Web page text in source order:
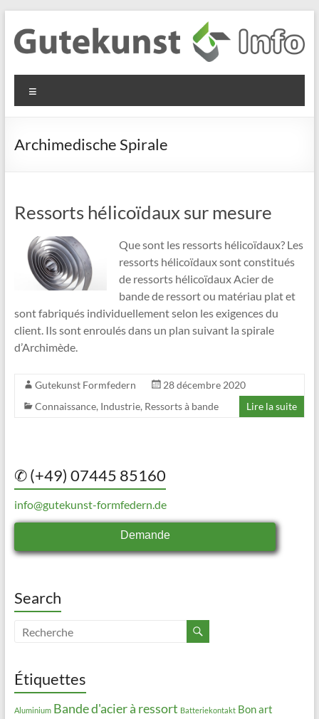
au
contenu
Gutekunst
Formfedern
GmbH
Informationen
Flachmaterial
Archimedische Spirale
Ressorts hélicoïdaux sur mesure
Que sont les ressorts hélicoïdaux? Les
ressorts hélicoïdaux sont constitués
de ressorts hélicoïdaux Acier de
bande de ressort ou matériau plat et
sont fabriqués individuellement selon les exigences du
client. Ils sont enroulés dans un plan suivant la spirale
d’Archimède.
Gutekunst Formfedern
28 décembre 2020
Connaissance, Industrie, Ressorts à bande Lire la suite
✆ (+49) 07445 85160
info@gutekunst-formfedern.de
Demande
Search
Étiquettes
Aluminium Bande d'acier à ressort Batteriekontakt Bon art